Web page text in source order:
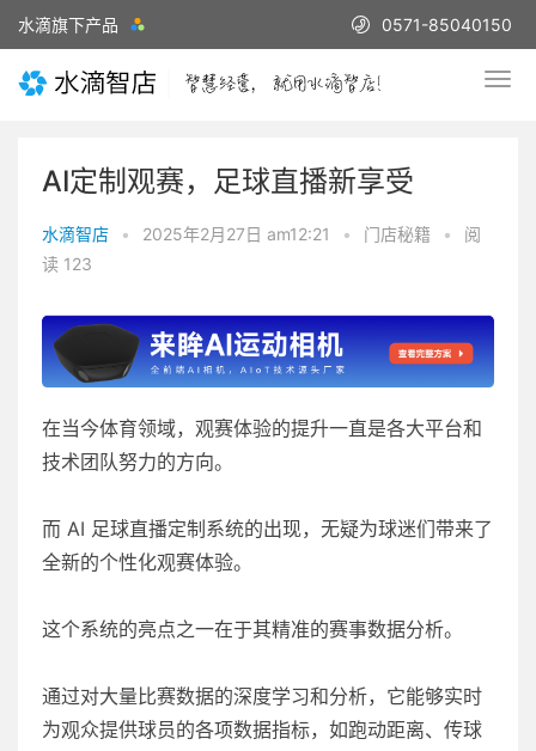
水滴旗下产品 0571-85040150
AI定制观赛，足球直播新享受
水滴智店 • 2025年2月27日 am12:21 • 门店秘籍 •
阅
读 123
在当今体育领域，观赛体验的提升一直是各大平台和
技术团队努力的方向。
而 AI 足球直播定制系统的出现，无疑为球迷们带来了
全新的个性化观赛体验。
这个系统的亮点之一在于其精准的赛事数据分析。
通过对大量比赛数据的深度学习和分析，它能够实时
为观众提供球员的各项数据指标，如跑动距离、传球